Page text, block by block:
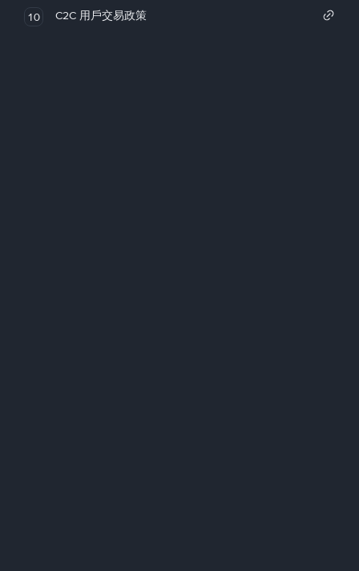
10 C2C 用戶交易政策